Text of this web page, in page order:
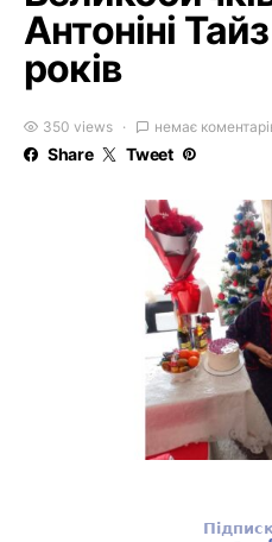
Антоніні
років
350 views немає
Share Tweet